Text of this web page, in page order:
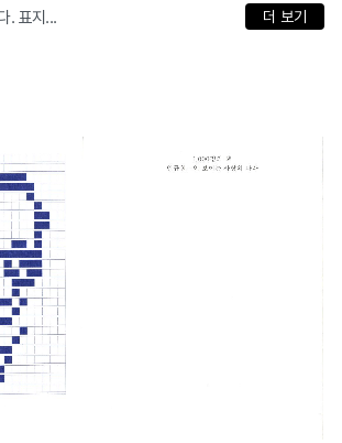
. 표지...
더 보기